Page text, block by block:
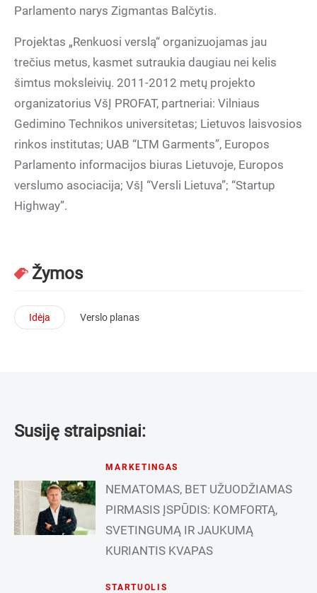
Parlamento narys Zigmantas Balčytis.
Projektas „Renkuosi verslą“ organizuojamas jau
trečius metus, kasmet sutraukia daugiau nei kelis
šimtus moksleivių. 2011-2012 metų projekto
organizatorius VšĮ PROFAT, partneriai: Vilniaus
Gedimino Technikos universitetas; Lietuvos laisvosios
rinkos institutas; UAB “LTM Garments”, Europos
Parlamento informacijos biuras Lietuvoje, Europos
verslumo asociacija; VšĮ “Versli Lietuva”; “Startup
Highway”.
Žymos
Idėja Verslo planas
Susiję straipsniai:
MARKETINGAS
NEMATOMAS, BET UŽUODŽIAMAS
PIRMASIS ĮSPŪDIS: KOMFORTĄ,
SVETINGUMĄ IR JAUKUMĄ
KURIANTIS KVAPAS
STARTUOLIS